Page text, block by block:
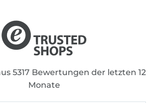
5317 Bewertungen der letzten 12
Monate